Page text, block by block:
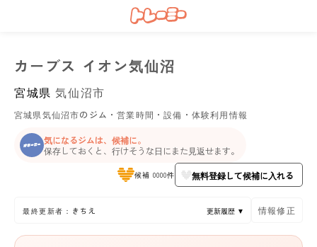
カーブス イオン気仙沼
宮城県 気仙沼市
宮城県気仙沼市のジム・営業時間・設備・体験利用情報
気になるジムは、候補に。
保存しておくと、行けそうな日にまた見返せます。
候補 0000件 無料登録して候補に入れる
最終更新者：きちえ 更新履歴 ▼ 情報修正